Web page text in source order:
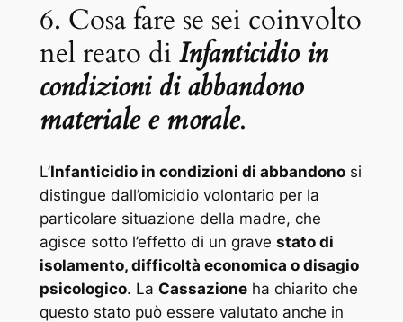
6. Cosa fare se sei coinvolto
nel reato di Infanticidio in
condizioni di abbandono
materiale e morale.
L’Infanticidio in condizioni di abbandonosi
distingue dall’omicidio volontario per la
particolare situazione della madre, che
agisce sotto l’effetto di un grave stato di
isolamento, difficoltà economica o disagio
psicologico. La Cassazioneha chiarito che
questo stato può essere valutato anche in